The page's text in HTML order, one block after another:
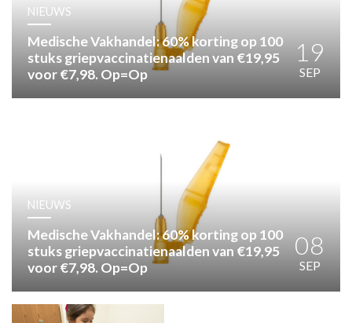
PRAKTIJKZAKEN
TARIEVEN
VPHUISARTSEN
NIEUWS
Medische Vakhandel: 60% korting op 100
stuks griepvaccinatienaalden van €19,95
voor €7,98. Op=Op
19
SEP
NIEUWS
Medische Vakhandel: 60% korting op 100
stuks griepvaccinatienaalden van €19,95
voor €7,98. Op=Op
08
SEP